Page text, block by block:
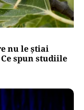
nu le știai
spun studiile